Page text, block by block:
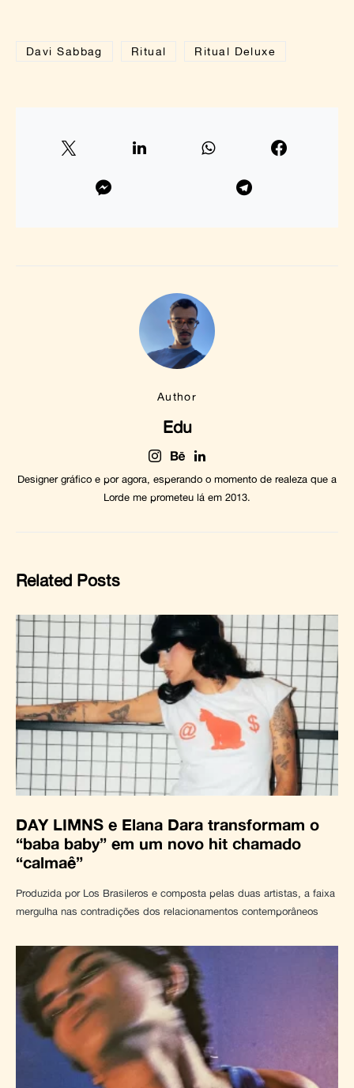
Davi Sabbag Ritual Ritual Deluxe
Author
Edu
Designer gráfico e por agora, esperando o momento de realeza que a
Lorde me prometeu lá em 2013.
Related Posts
DAY LIMNS e Elana Dara transformam o
“baba baby” em um novo hit chamado
“calmaê”
Produzida por Los Brasileros e composta pelas duas artistas, a faixa
mergulha nas contradições dos relacionamentos contemporâneos